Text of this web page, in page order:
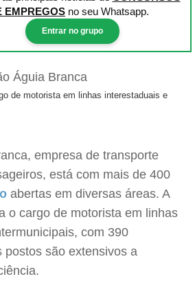
EMPREGOS no seu Whatsapp.
Entrar no grupo
de motorista em linhas interestaduais e
empresa de transporte
está com mais de 400
abertas em diversas áreas. A
o cargo de motorista em linhas
com 390
postos são extensivos a